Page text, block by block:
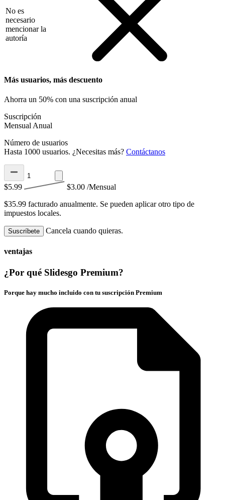
No es
necesario
mencionar la
autoría
Más usuarios, más descuento
Ahorra un 50% con una suscripción anual
Suscripción
Mensual Anual
Número de usuarios
Hasta 1000 usuarios. ¿Necesitas más? Contáctanos
$5.99 $3.00 /Mensual
$35.99 facturado anualmente. Se pueden aplicar otro tipo de
impuestos locales.
Suscríbete Cancela cuando quieras.
ventajas
¿Por qué Slidesgo Premium?
Porque hay mucho incluido con tu suscripción Premium